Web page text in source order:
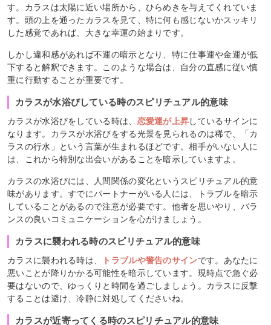
す。カラスは太陽に近い場所から、ひらめきを与えてくれていま
す。頭の上を通ったカラスを見て、特に何も感じないかスッキリ
した感覚であれば、大きな幸運の始まりです。
しかし違和感があれば不運の暗示となり、特に仕事運や金運が低
下すると解釈できます。このような場合は、自分の直感に従い慎
重に行動することが重要です。
カラスが水浴びしている時のスピリチュアル的意味
カラスが水浴びをしている時は、 恋愛運が上昇しているサインに
なります。カラスが水浴びをする光景を見られるのは稀で、「カ
ラスの行水」という言葉が生まれるほどです。相手がいない人に
は、これから特別な出会いがあることを暗示していますよ。
カラスの水浴びには、人間関係の変化というスピリチュアル的意
味があります。すでにパートナーがいる人には、トラブルを暗示
していることがあるので注意が必要です。他者を思いやり、バラ
ンスの良いコミュニケーションを心がけましょう。
カラスに襲われる時のスピリチュアル的意味
カラスに襲われる時は、 トラブルや警告のサインです。あなたに
悪いことが降りかかる可能性を暗示しています。現時点で急ぐ必
要はないので、ゆっくりと時間を過ごしましょう。カラスに反撃
することは避け、冷静に対処してくださいね。
カラスが近寄ってくる時のスピリチュアル的意味